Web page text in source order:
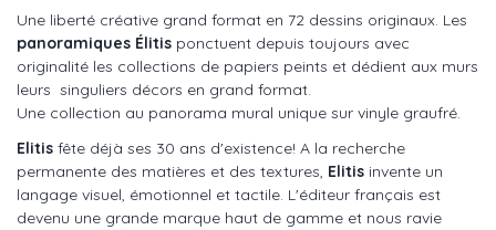
Une liberté créative grand format en 72 dessins originaux. Les
panoramiques Élitis ponctuent depuis toujours avec
originalité les collections de papiers peints et dédient aux murs
leurs singuliers décors en grand format.
Une collection au panorama mural unique sur vinyle graufré.
Elitis fête déjà ses 30 ans d'existence! A la recherche
permanente des matières et des textures, Elitis invente un
langage visuel, émotionnel et tactile. L'éditeur français est
devenu une grande marque haut de gamme et nous ravie